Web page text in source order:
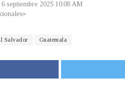
6 septiembre 2025 10:08 AM
Salvador Guatemala